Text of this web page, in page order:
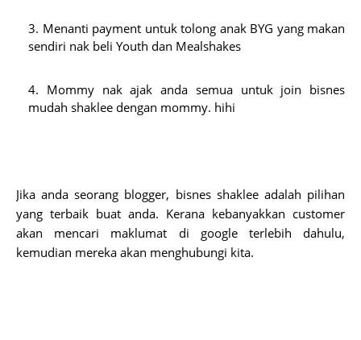
Menanti payment untuk tolong anak BYG yang makan
sendiri nak beli Youth dan Mealshakes
Mommy nak ajak anda semua untuk join bisnes
mudah shaklee dengan mommy. hihi
Jika anda seorang blogger, bisnes shaklee adalah pilihan
yang terbaik buat anda. Kerana kebanyakkan customer
akan mencari maklumat di google terlebih dahulu,
kemudian mereka akan menghubungi kita.